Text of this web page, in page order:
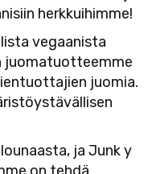
herkkuihimme!
vegaanista
juomatuotteemme
juomia.
ja Junk y